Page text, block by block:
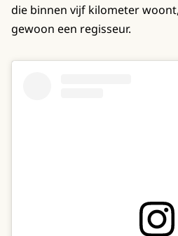
die binnen vijf kilometer
gewoon een regisseur.